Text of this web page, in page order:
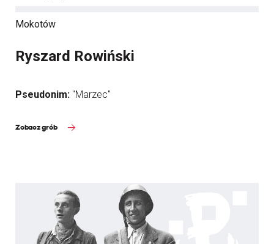
Mokotów
Ryszard Rowiński
Pseudonim: "Marzec"
Zobacz grób